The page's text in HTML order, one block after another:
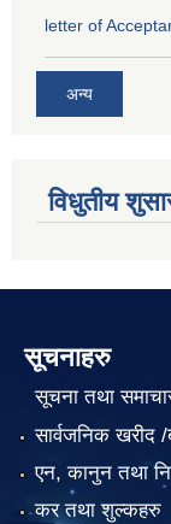
letter of
अन्य
विधुतीय
सूचनाहरु
सूचना तथा
सार्वजनिक खरीद
एन, कानुन तथा
कर तथा शुल्कहरु